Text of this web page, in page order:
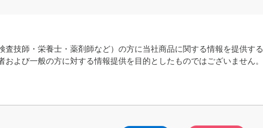
実際－NSM手術における工夫－
技師・栄養士・薬剤師など）の方に当社商品に関する情報を提供する
よび一般の方に対する情報提供を目的としたものではございません。